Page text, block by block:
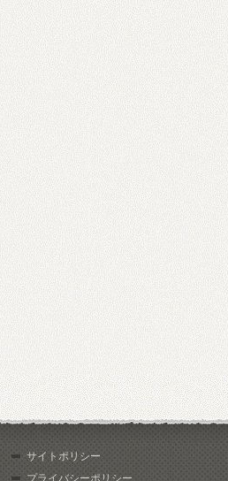
サイトポリシー
プライバシーポリシー